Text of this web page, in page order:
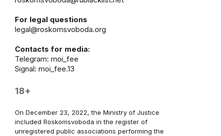
For legal questions
legal@roskomsvoboda.org
Contacts for media:
Telegram: moi_fee
Signal: moi_fee.13
18+
On December 23, 2022, the Ministry of Justice
included Roskomsvoboda in the register of
unregistered public associations performing the